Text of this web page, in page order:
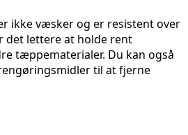
ikke væsker og er resistent over
det lettere at holde rent
tæppematerialer. Du kan også
til at fjerne